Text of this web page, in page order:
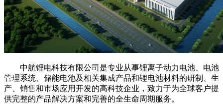
中航锂电科技有限公司是专业从事锂离子动力电池、电池
管理系统、储能电池及相关集成产品和锂电池材料的研制、生
产、销售和市场应用开发的高科技企业，致力于为全球客户提
供完整的产品解决方案和完善的全生命周期服务。